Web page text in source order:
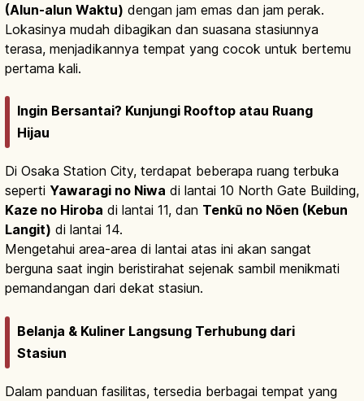
(Alun-alun Waktu) dengan jam emas dan jam perak.
Lokasinya mudah dibagikan dan suasana stasiunnya
terasa, menjadikannya tempat yang cocok untuk bertemu
pertama kali.
Ingin Bersantai? Kunjungi Rooftop atau Ruang
Hijau
Di Osaka Station City, terdapat beberapa ruang terbuka
seperti Yawaragi no Niwa di lantai 10 North Gate Building,
Kaze no Hiroba di lantai 11, dan Tenkū no Nōen (Kebun
Langit) di lantai 14.
Mengetahui area-area di lantai atas ini akan sangat
berguna saat ingin beristirahat sejenak sambil menikmati
pemandangan dari dekat stasiun.
Belanja & Kuliner Langsung Terhubung dari
Stasiun
Dalam panduan fasilitas, tersedia berbagai tempat yang